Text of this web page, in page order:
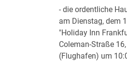
- die ordentliche
am Dienstag, dem
"Holiday Inn
Coleman-Straße
(Flughafen) um